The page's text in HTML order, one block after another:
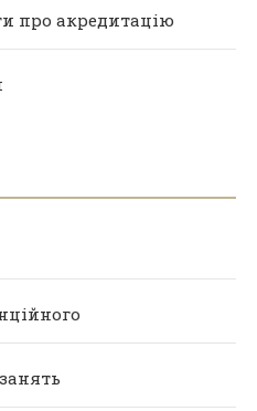
про акредитацію